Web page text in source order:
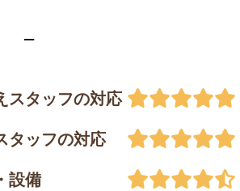
－
スタッフの対応
タッフの対応
設備